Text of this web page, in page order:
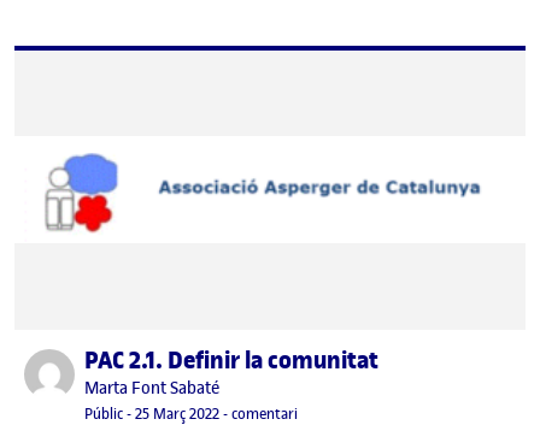
Publicat perPAC 2.1. Definir la comunitat
Publicat per
Marta Font Sabaté
Visibilitat:
Públic-Data de publicació
25 Març 20223 abril, 2022 3:53 pm
-comentariel PAC 2.1. Definir la comunitat